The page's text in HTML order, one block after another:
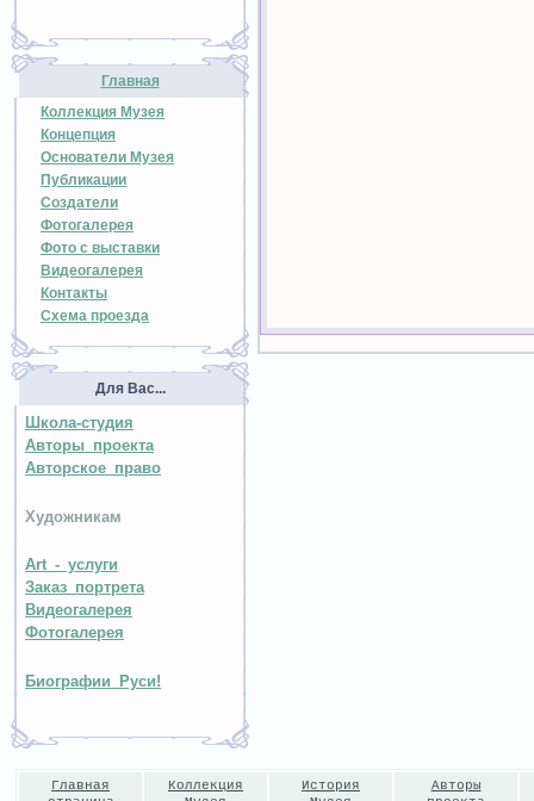
Главная
Коллекция Музея
Концепция
Основатели Музея
Публикации
Создатели
Фотогалерея
Фото с выставки
Видеогалерея
Контакты
Схема проезда
Для Вас...
Школа-студия
Авторы проекта
Авторское право
Художникам
Art - услуги
Заказ портрета
Видеогалерея
Фотогалерея
Биографии Руси!
Главная
Коллекция
История
Авторы